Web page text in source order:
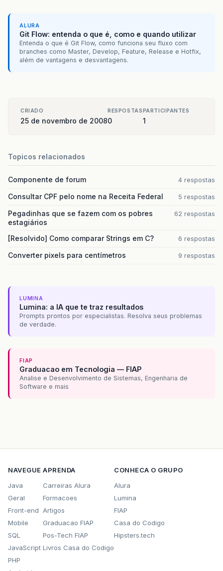
ALURA
Git Flow: entenda o que é, como e quando utilizar
Entenda o que é Git Flow, como funciona seu fluxo com
branches como Master, Develop, Feature, Release e Hotfix,
além de vantagens e desvantagens.
CRIADO
25 de novembro de 2008
RESPOSTAS
0
PARTICIPANTES
1
Topicos relacionados
Componente de forum 4 respostas
Consultar CPF pelo nome na Receita Federal 5 respostas
Pegadinhas que se fazem com os pobres
estagiários
62 respostas
[Resolvido] Como comparar Strings em C? 6 respostas
Converter pixels para centímetros 9 respostas
LUMINA
Lumina: a IA que te traz resultados
Prompts prontos por especialistas. Resolva seus problemas
de verdade.
FIAP
Graduacao em Tecnologia — FIAP
Analise e Desenvolvimento de Sistemas, Engenharia de
Software e mais
NAVEGUE
Java
Geral
Front-end
Mobile
SQL
JavaScript
PHP
APRENDA
Carreiras Alura
Formacoes
Artigos
Graduacao FIAP
Pos-Tech FIAP
Livros Casa do Codigo
CONHECA O GRUPO
Alura
Lumina
FIAP
Casa do Codigo
Hipsters.tech